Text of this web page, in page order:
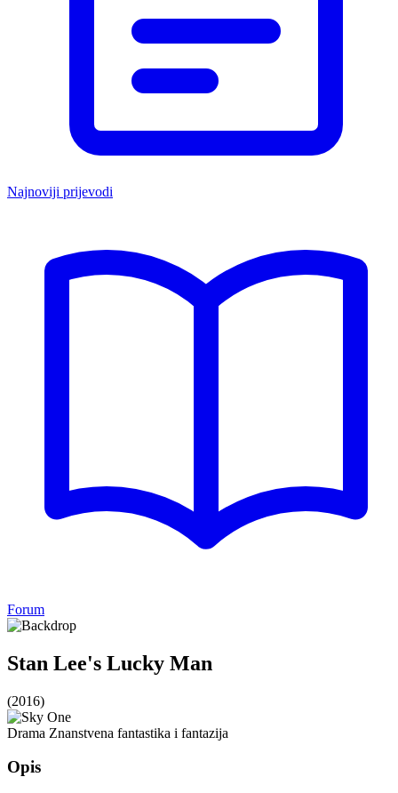
Najnoviji prijevodi
Forum
Stan Lee's Lucky Man
(2016)
Drama Znanstvena fantastika i fantazija
Opis